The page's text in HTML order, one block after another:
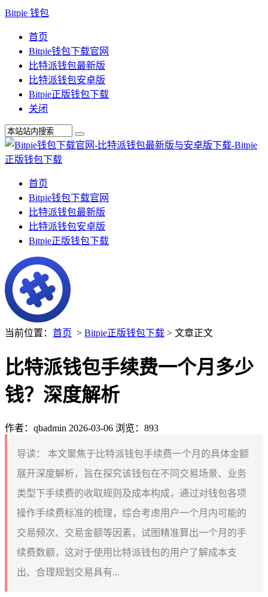
Bitpie 钱包
首页
Bitpie钱包下载官网
比特派钱包最新版
比特派钱包安卓版
Bitpie正版钱包下载
关闭
首页
Bitpie钱包下载官网
比特派钱包最新版
比特派钱包安卓版
Bitpie正版钱包下载
当前位置： 首页 > Bitpie正版钱包下载 > 文章正文
比特派钱包手续费一个月多少
钱？深度解析
作者：qbadmin 2026-03-06 浏览：893
导读：
本文聚焦于比特派钱包手续费一个月的具体金额
展开深度解析，旨在探究该钱包在不同交易场景、业务
类型下手续费的收取规则及成本构成，通过对钱包各项
操作手续费标准的梳理，综合考虑用户一个月内可能的
交易频次、交易金额等因素，试图精准算出一个月的手
续费数额，这对于使用比特派钱包的用户了解成本支
出、合理规划交易具有...